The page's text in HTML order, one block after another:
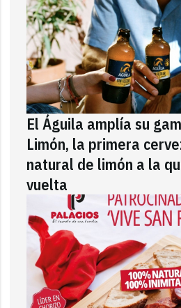
El Águila amplía su
Limón, la primera
natural de limón a la
vuelta